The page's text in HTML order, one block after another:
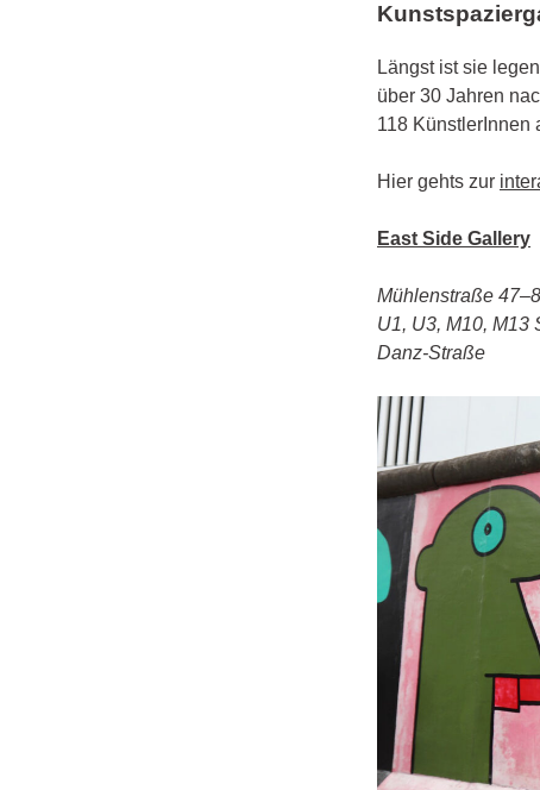
Längst ist sie
über 30 Jahren
118 KünstlerInnen
Hier gehts zur
East Side Gallery
Mühlenstraße
U1, U3, M10, M13
Danz-Straße